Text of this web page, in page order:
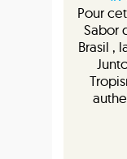
Pour
Sabor
Brasil ,